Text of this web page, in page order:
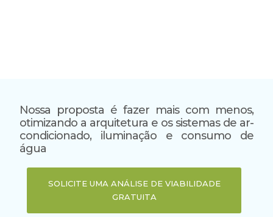
Nossa proposta é fazer mais com menos,
otimizando a arquitetura e os sistemas de ar-
condicionado, iluminação e consumo de
água
SOLICITE UMA ANÁLISE DE VIABILIDADE
GRATUITA